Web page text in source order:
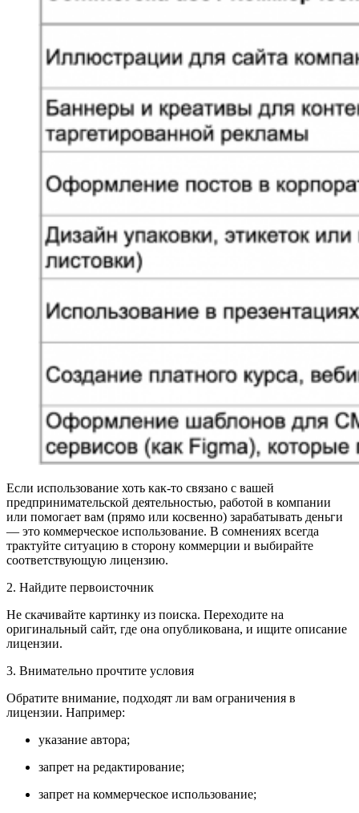
Если использование хоть как-то связано с вашей
предпринимательской деятельностью, работой в компании
или помогает вам (прямо или косвенно) зарабатывать деньги
— это коммерческое использование. В сомнениях всегда
трактуйте ситуацию в сторону коммерции и выбирайте
соответствующую лицензию.
2. Найдите первоисточник
Не скачивайте картинку из поиска. Переходите на
оригинальный сайт, где она опубликована, и ищите описание
лицензии.
3. Внимательно прочтите условия
Обратите внимание, подходят ли вам ограничения в
лицензии. Например:
указание автора;
запрет на редактирование;
запрет на коммерческое использование;